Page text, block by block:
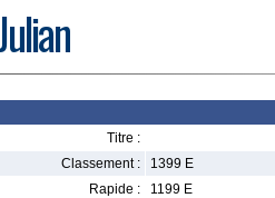
Titre :
Classement :
1399 E
Rapide :
1199 E